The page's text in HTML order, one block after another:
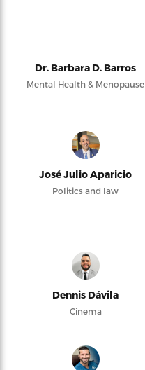
Dr. Barbara D. Barros
Mental Health & Menopause
José Julio Aparicio
Politics and law
Dennis Dávila
Cinema